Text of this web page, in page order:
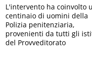
L'intervento ha coinvolto
centinaio di uomini della
Polizia penitenziaria,
provenienti da tutti gli
del Provveditorato